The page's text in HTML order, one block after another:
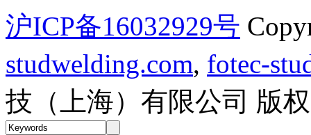
沪ICP备16032929号
studwelding.com, fotec-
技（上海）有限公司 版